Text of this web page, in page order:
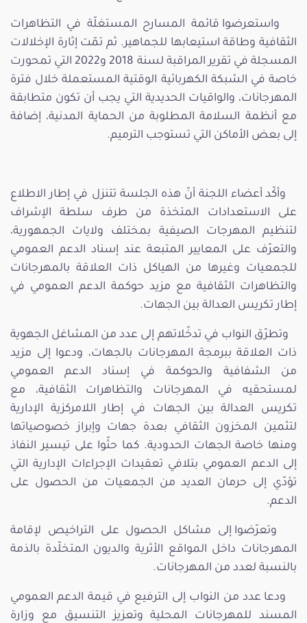
واستعرضوا قائمة المسارح المستغلّة في التظاهرات
الثقافية وطاقة استيعابها للجماهير. ثم تمّت إثارة الإخلالات
المسجلة في تقرير المراقبة لسنة 2018 و2022 التي تمحورت
خاصة في الشبكة الكهربائية الوقتية المستعملة خلال فترة
المهرجانات، والواقيات الحديدية التي يجب أن تكون متطابقة
مع أنظمة السلامة المطلوبة من الحماية المدنية، إضافة
إلى بعض الأماكن التي تستوجب الترميم.
وأكّد أعضاء اللجنة أنّ هذه الجلسة تتنزل في إطار الاطلاع
على الاستعدادات المتخذة من طرف سلطة الإشراف
لتنظيم المهرجات الصيفية بمختلف ولايات الجمهورية،
والتعرّف على المعايير المتبعة عند إسناد الدعم العمومي
للجمعيات وغيرها من الهياكل ذات العلاقة بالمهرجانات
والتظاهرات الثقافية مع مزيد حوكمة الدعم العمومي في
إطار تكريس العدالة بين الجهات.
وتطرّق النواب في تدخّلاتهم إلى عدد من المشاغل الجهوية
ذات العلاقة ببرمجة المهرجانات بالجهات، ودعوا إلى مزيد
من الشفافية والحوكمة في إسناد الدعم العمومي
لمستحقيه في المهرجانات والتظاهرات الثقافية، مع
تكريس العدالة بين الجهات في إطار اللامركزية الإدارية
لتثمين المخزون الثقافي بعدة جهات وإبراز خصوصياتها
ومنها خاصة الجهات الحدودية. كما حثّوا على تيسير النفاذ
إلى الدعم العمومي بتلافي تعقيدات الإجراءات الإدارية التي
تؤدّي إلى حرمان العديد من الجمعيات من الحصول على
الدعم.
وتعرّضوا إلى مشاكل الحصول على التراخيص لإقامة
المهرجانات داخل المواقع الأثرية والديون المتخلّدة بالذمة
بالنسبة لعدد من المهرجانات.
ودعا عدد من النواب إلى الترفيع في قيمة الدعم العمومي
المسند للمهرجانات المحلية وتعزيز التنسيق مع وزارة